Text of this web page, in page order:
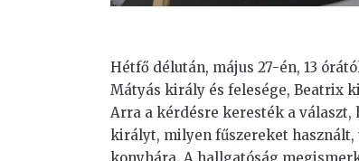
Hétfő délután, május 27-én, 13
Mátyás király és felesége, Beatrix
Arra a kérdésre keresték a
királyt, milyen fűszereket
konyhára. A hallgatóság